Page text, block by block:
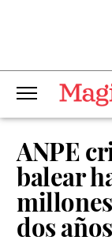
ANPE
balear
dos años